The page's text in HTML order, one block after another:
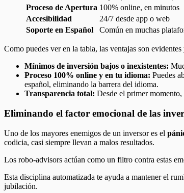
Proceso de Apertura 100% online, en minutos
Accesibilidad
24/7 desde app o web
Soporte en Español
Común en muchas
Como puedes ver en la tabla, las ventajas son
Mínimos de inversión bajos o inexistentes:
Proceso 100% online y en tu idioma: Puedes
español, eliminando la barrera del idioma.
Transparencia total: Desde el primer momento,
Eliminando el factor emocional de las
Uno de los mayores enemigos de un inversor es el
codicia, casi siempre llevan a malos resultados.
Los robo-advisors actúan como un filtro contra estas
Esta disciplina automatizada te ayuda a mantener el
jubilación.